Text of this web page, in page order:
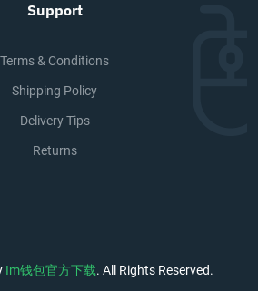
Support
Terms & Conditions
Shipping Policy
Delivery Tips
Returns
Im钱包官方下载. All Rights Reserved.